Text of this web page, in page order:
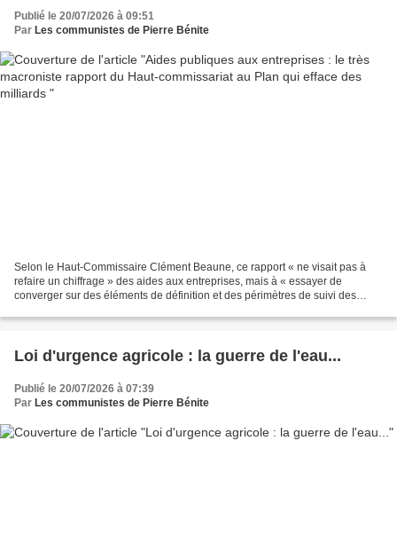
Publié le 20/07/2026 à 09:51
Par Les communistes de Pierre Bénite
Selon le Haut-Commissaire Clément Beaune, ce rapport « ne visait pas à
refaire un chiffrage » des aides aux entreprises, mais à « essayer de
converger sur des éléments de définition et des périmètres de suivi des
Loi d'urgence agricole : la guerre de l'eau...
Publié le 20/07/2026 à 07:39
Par Les communistes de Pierre Bénite